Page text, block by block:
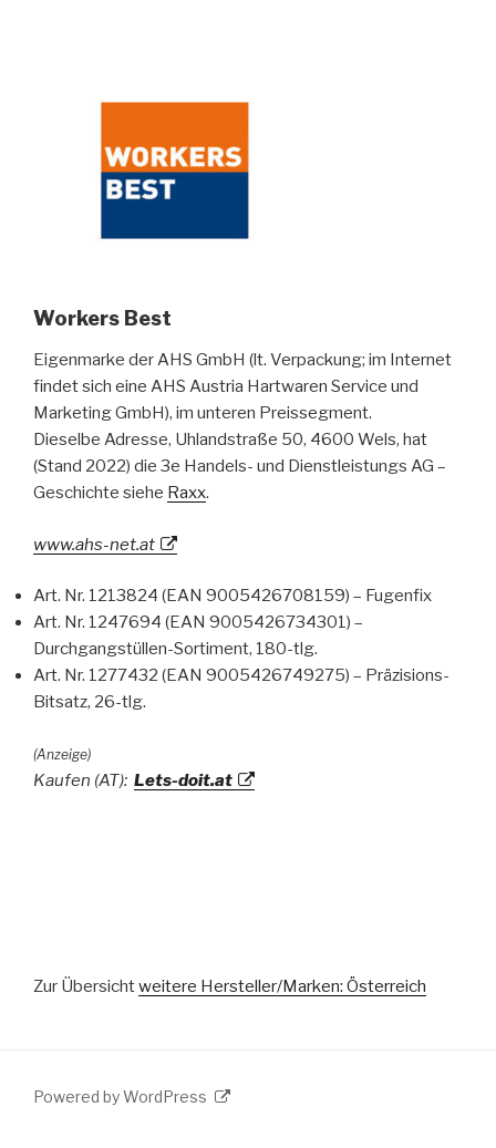
Workers Best
Eigenmarke der AHS GmbH (lt. Verpackung; im Internet
findet sich eine AHS Austria Hartwaren Service und
Marketing GmbH), im unteren Preissegment.
Dieselbe Adresse, Uhlandstraße 50, 4600 Wels, hat
(Stand 2022) die 3e Handels- und Dienstleistungs AG –
Geschichte siehe Raxx.
www.ahs-net.at
Art. Nr. 1213824 (EAN 9005426708159) – Fugenfix
Art. Nr. 1247694 (EAN 9005426734301) –
Durchgangstüllen-Sortiment, 180-tlg.
Art. Nr. 1277432 (EAN 9005426749275) – Präzisions-
Bitsatz, 26-tlg.
(Anzeige)
Kaufen (AT): Lets-doit.at
Zur Übersichtweitere Hersteller/Marken: Österreich
Powered by WordPress